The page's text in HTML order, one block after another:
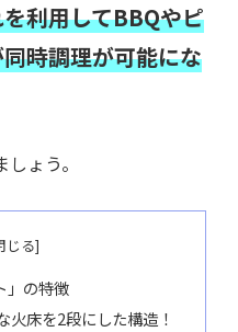
利用してBBQやピ
時調理が可能にな
ょう。
」の特徴
火床を2段にした構造！